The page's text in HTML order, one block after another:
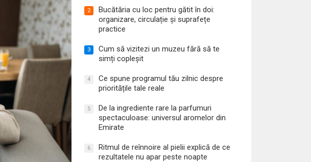
2
Bucătăria cu loc pentru gătit în doi:
organizare, circulație și suprafețe
practice
3
Cum să vizitezi un muzeu fără să te
simți copleșit
4
Ce spune programul tău zilnic despre
prioritățile tale reale
5
De la ingrediente rare la parfumuri
spectaculoase: universul aromelor din
Emirate
6
Ritmul de reînnoire al pielii explică de ce
rezultatele nu apar peste noapte